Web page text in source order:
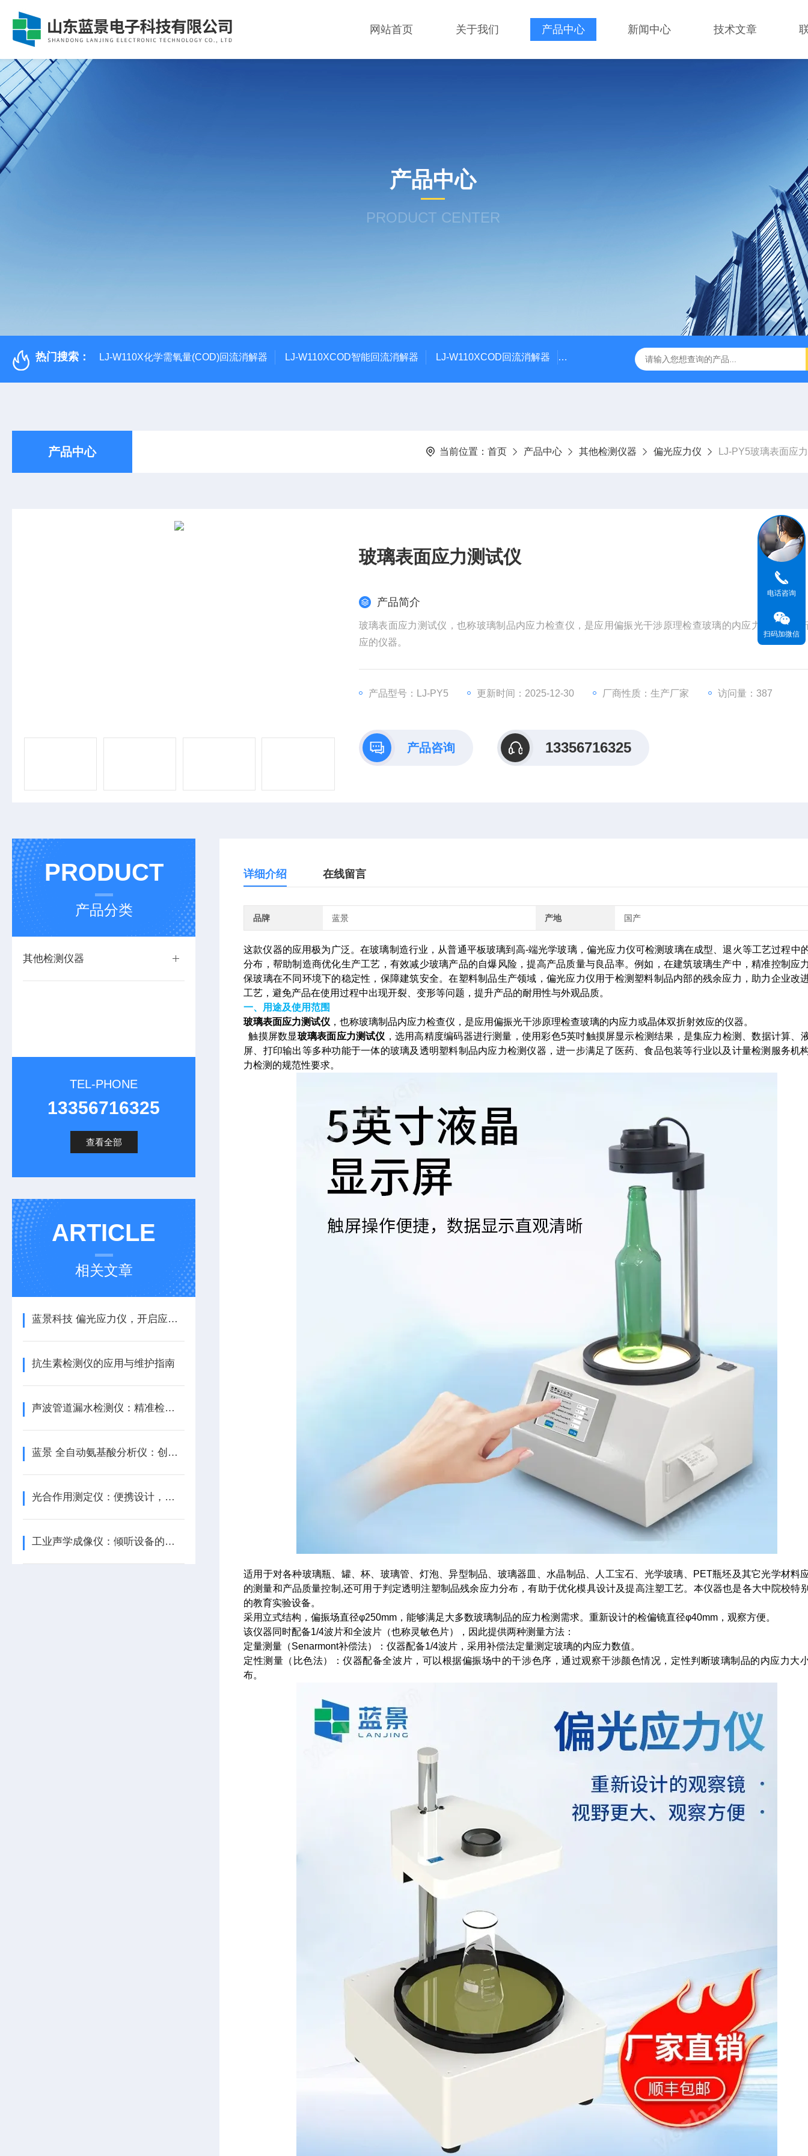
网站首页 关于我们 产品中心 新闻中心 技术文章
产品中心
PRODUCT CENTER
热门搜索： LJ-W110X化学需氧量(COD)回流消解器 LJ-W110XCOD智能回流消解器 LJ-W110XCOD回流消解器 LJ-W110X标准COD消解器 LJ-W110XCOD消解器
产品中心 当前位置： 首页 产品中心 其他检测仪器 偏光应力仪 LJ-PY5玻璃表面应
玻璃表面应力测试仪
产品简介
玻璃表面应力测试仪，也称玻璃制品内应力检查仪，是应用偏振光干涉原理检查玻璃的内应力或晶体双
应的仪器。
产品型号：LJ-PY5 更新时间：2025-12-30 厂商性质：生产厂家 访问量：387
产品咨询 13356716325
PRODUCT
产品分类
其他检测仪器
TEL-PHONE
13356716325
查看全部
ARTICLE
相关文章
蓝景科技 偏光应力仪，开启应力检测新篇
抗生素检测仪的应用与维护指南
声波管道漏水检测仪：精准检测，防患未然
蓝景 全自动氨基酸分析仪：创新驱动下的高效检测神器
光合作用测定仪：便携设计，适应多元科研场景
工业声学成像仪：倾听设备的细微“诉说”
详细介绍 在线留言
品牌 蓝景 产地 国产
这款仪器的应用极为广泛。在玻璃制造行业，从普通平板玻璃到高-端光学玻璃，偏光应力仪可检测玻璃在成型、退火等工艺过程中
分布，帮助制造商优化生产工艺，有效减少玻璃产品的自爆风险，提高产品质量与良品率。例如，在建筑玻璃生产中，精准控制应
保玻璃在不同环境下的稳定性，保障建筑安全。在塑料制品生产领域，偏光应力仪用于检测塑料制品内部的残余应力，助力企业改
工艺，避免产品在使用过程中出现开裂、变形等问题，提升产品的耐用性与外观品质。
一、用途及使用范围
玻璃表面应力测试仪 ，也称玻璃制品内应力检查仪，是应用偏振光干涉原理检查玻璃的内应力或晶体双折射效应的仪器。
触摸屏数显玻璃表面应力测试仪 ，选用高精度编码器进行测量，使用彩色5英吋触摸屏显示检测结果，是集应力检测、数据计算、
屏、打印输出等多种功能于一体的玻璃及透明塑料制品内应力检测仪器，进一步满足了医药、食品包装等行业以及计量检测服务机
力检测的规范性要求。
适用于对各种玻璃瓶、罐、杯、玻璃管、灯泡、异型制品、玻璃器皿、水晶制品、人工宝石、光学玻璃、PET瓶坯及其它光学材料
的测量和产品质量控制,还可用于判定透明注塑制品残余应力分布，有助于优化模具设计及提高注塑工艺。本仪器也是各大中院校特
的教育实验设备。
采用立式结构，偏振场直径φ250mm，能够满足大多数玻璃制品的应力检测需求。重新设计的检偏镜直径φ40mm，观察方便。
该仪器同时配备1/4波片和全波片（也称灵敏色片），因此提供两种测量方法：
定量测量（Senarmont补偿法）：仪器配备1/4波片，采用补偿法定量测定玻璃的内应力数值。
定性测量（比色法）：仪器配备全波片，可以根据偏振场中的干涉色序，通过观察干涉颜色情况，定性判断玻璃制品的内应力大
布。
电话咨询
扫码加微信